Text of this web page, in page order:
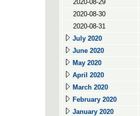
2020-08-29
2020-08-30
2020-08-31
July 2020
June 2020
May 2020
April 2020
March 2020
February 2020
January 2020